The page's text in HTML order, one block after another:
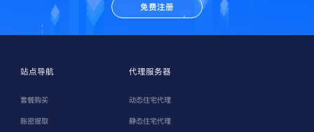
免费注册
站点导航
套餐购买
账密提取
代理服务器
动态住宅代理
静态住宅代理